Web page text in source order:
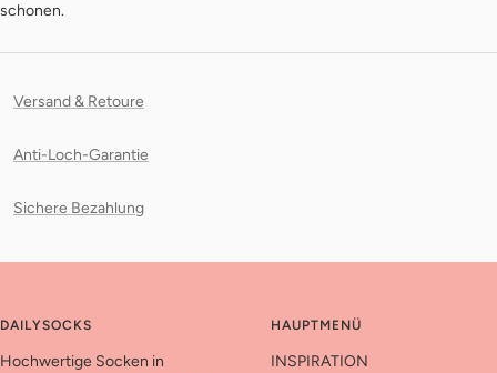
schonen.
Versand & Retoure
Anti-Loch-Garantie
Sichere Bezahlung
DAILYSOCKS
Hochwertige Socken in
HAUPTMENÜ
INSPIRATION